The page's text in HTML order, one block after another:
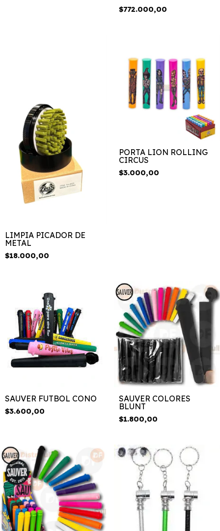
LIMITADA
$772.000,00
LIMPIA PICADOR DE
METAL
$18.000,00
PORTA LION ROLLING
CIRCUS
$3.000,00
SAUVER FUTBOL CONO
$3.600,00
SAUVER COLORES
BLUNT
$1.800,00